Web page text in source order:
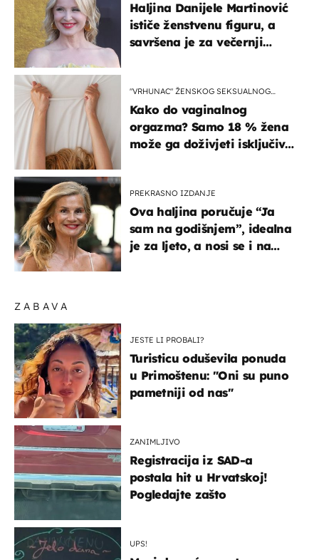
ZABAVA
JESTE LI PROBALI?
Turisticu oduševila ponuda
u Primoštenu: "Oni su puno
pametniji od nas"
ZANIMLJIVO
Registracija iz SAD-a
postala hit u Hrvatskoj!
Pogledajte zašto
UPS!
Haljina Danijele Martinović
ističe ženstvenu figuru, a
savršena je za večernji
"VRHUNAC" ŽENSKOG SEKSUALNOG
Kako do vaginalnog
orgazma? Samo 18 % žena
može ga doživjeti isključivo
PREKRASNO IZDANJE
Ova haljina poručuje “Ja
sam na godišnjem”, idealna
je za ljeto, a nosi se i na